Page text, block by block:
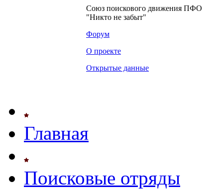
Союз поискового движения ПФО
"Никто не забыт"
Форум
О проекте
Открытые данные
Главная
Поисковые отряды